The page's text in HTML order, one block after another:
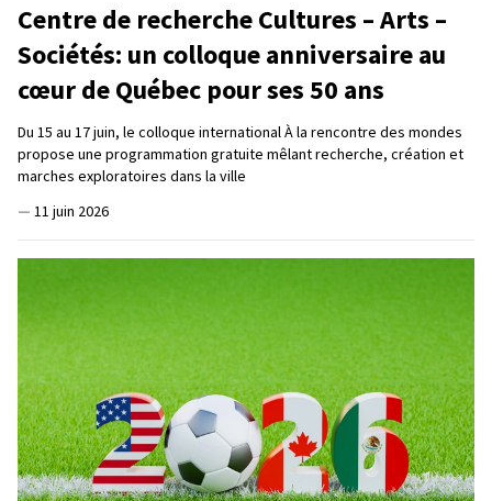
Centre de recherche Cultures – Arts –
Sociétés: un colloque anniversaire au
cœur de Québec pour ses 50 ans
Du 15 au 17 juin, le colloque international À la rencontre des mondes
propose une programmation gratuite mêlant recherche, création et
marches exploratoires dans la ville
— 11 juin 2026